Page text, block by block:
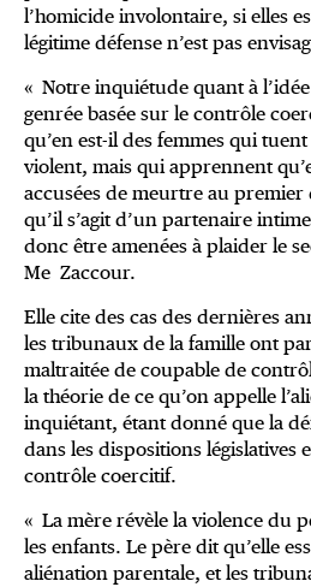
l’homicide involontaire, si elles
légitime défense n’est pas
« Notre inquiétude quant à
genrée basée sur le contrôle
qu’en est-il des femmes qui
violent, mais qui apprennent
accusées de meurtre au
qu’il s’agit d’un partenaire
donc être amenées à plaider le
Me Zaccour.
Elle cite des cas des dernières
les tribunaux de la famille ont
maltraitée de coupable de
la théorie de ce qu’on appelle
inquiétant, étant donné que la
dans les dispositions législatives
contrôle coercitif.
« La mère révèle la violence du
les enfants. Le père dit qu’elle
aliénation parentale, et les